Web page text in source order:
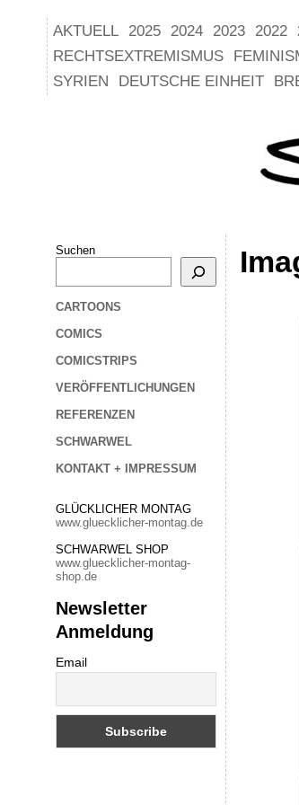
AKTUELL 2025 2024 2023 2022
RECHTSEXTREMISMUS
SYRIEN
DEUTSCHE EINHEIT
Suchen
CARTOONS
COMICS
COMICSTRIPS
VERÖFFENTLICHUNGEN
REFERENZEN
SCHWARWEL
KONTAKT + IMPRESSUM
GLÜCKLICHER MONTAG
www.gluecklicher-montag.de
SCHWARWEL SHOP
www.gluecklicher-montag-
shop.de
Newsletter
Anmeldung
Email